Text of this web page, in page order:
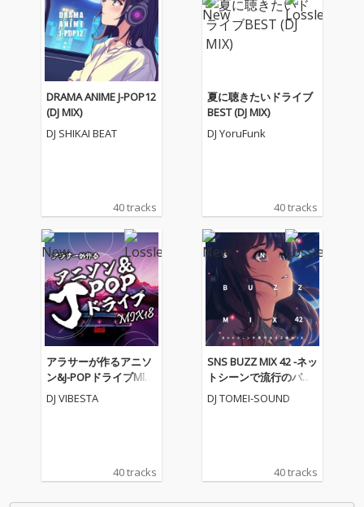
DRAMA ANIME J-POP12
(DJ MIX)
DJ SHIKAI BEAT
40 tracks
夏に聴きたいドライブ
BEST (DJ MIX)
DJ YoruFunk
40 tracks
アラサーが作るアニソ
ン&J-POPドライブMIX1
8 (DJ MIX)
DJ VIBESTA
40 tracks
SNS BUZZ MIX 42 -ネッ
トシーンで流行のバズ
曲MIX- (DJ MIX)
DJ TOMEI-SOUND
40 tracks